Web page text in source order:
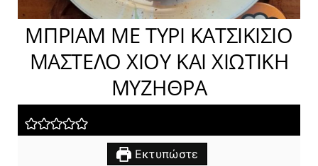
ΜΠΡΙΑΜ ΜΕ ΤΥΡΙ ΚΑΤΣΙΚΙΣΙΟ
ΜΑΣΤΕΛΟ ΧΙΟΥ ΚΑΙ ΧΙΩΤΙΚΗ
ΜΥΖΗΘΡΑ
Εκτυπώστε